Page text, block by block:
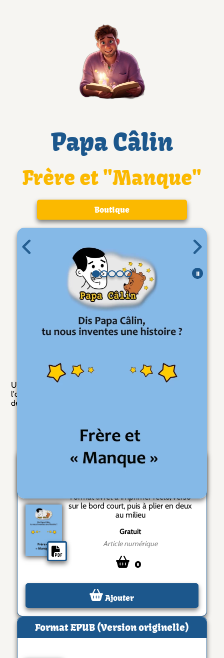
Papa Câlin
Frère et "Manque"
Boutique
Galerie de pages
⏸
Catégories
Histoires (Français)
Description
Une histoire de Papa Câlin avec un Frère et "Manque", où
l'on découvre qu'un petit enfant peut avoir un manque et
devoir apprendre à vivre avec.
Articles
Livret PDF (Version originelle)
Format livret à imprimer recto/verso
sur le bord court, puis à plier en deux
au milieu
Gratuit
Article numérique
0
Ajouter
Format EPUB (Version originelle)